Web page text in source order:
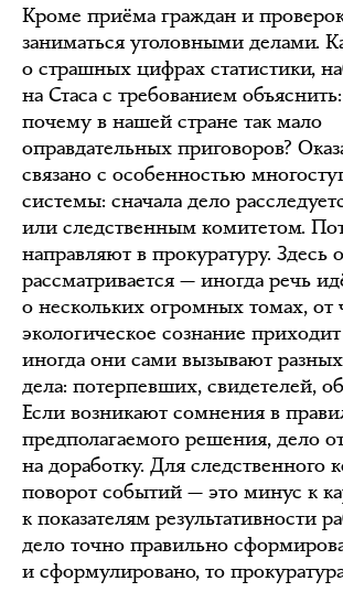
Кроме приёма граждан и
заниматься уголовными делами.
о страшных цифрах статистики,
на Стаса с требованием объяснить:
почему в нашей стране так мало
оправдательных приговоров?
связано с особенностью
системы: сначала дело
или следственным комитетом.
направляют в прокуратуру. Здесь
рассматривается — иногда речь
о нескольких огромных томах, от
экологическое сознание
иногда они сами вызывают
дела: потерпевших, свидетелей,
Если возникают сомнения в
предполагаемого решения, дело
на доработку. Для следственного
поворот событий — это минус к
к показателям результативности
дело точно правильно
и сформулировано, то